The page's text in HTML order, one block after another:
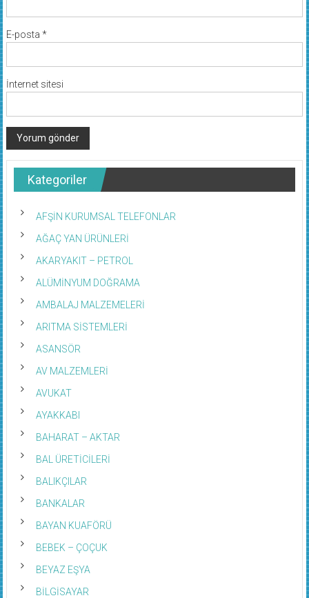
E-posta *
İnternet sitesi
Kategoriler
AFŞİN KURUMSAL TELEFONLAR
AĞAÇ YAN ÜRÜNLERİ
AKARYAKIT – PETROL
ALÜMİNYUM DOĞRAMA
AMBALAJ MALZEMELERİ
ARITMA SİSTEMLERİ
ASANSÖR
AV MALZEMLERİ
AVUKAT
AYAKKABI
BAHARAT – AKTAR
BAL ÜRETİCİLERİ
BALIKÇILAR
BANKALAR
BAYAN KUAFÖRÜ
BEBEK – ÇOÇUK
BEYAZ EŞYA
BİLGİSAYAR